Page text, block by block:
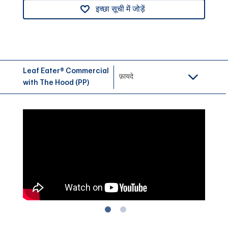
इच्छा सूची में जोड़ें
Leaf Eater® Commercial
with The Hood (PP)
फ़ायदे